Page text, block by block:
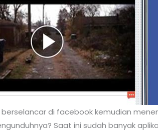
di facebook kemudian
Saat ini sudah banyak